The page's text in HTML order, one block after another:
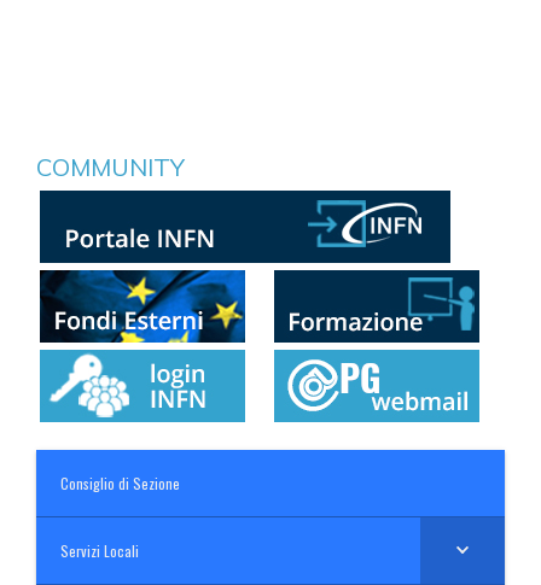
COMMUNITY
Consiglio di Sezione
Servizi Locali